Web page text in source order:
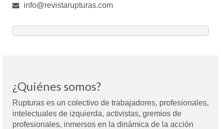
info@revistarupturas.com
¿Quiénes somos?
Rupturas es un colectivo de trabajadores, profesionales,
intelectuales de izquierda, activistas, gremios de
profesionales, inmersos en la dinámica de la acción